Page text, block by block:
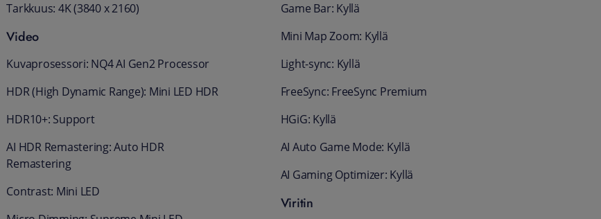
Tarkkuus: 4K (3840 x 2160)
Video
Kuvaprosessori: NQ4 AI Gen2 Processor
HDR (High Dynamic Range): Mini LED HDR
HDR10+: Support
AI HDR Remastering: Auto HDR
Remastering
Contrast: Mini LED
Game Bar: Kyllä
Mini Map Zoom: Kyllä
Light-sync: Kyllä
FreeSync: FreeSync Premium
HGiG: Kyllä
AI Auto Game Mode: Kyllä
AI Gaming Optimizer: Kyllä
Viritin